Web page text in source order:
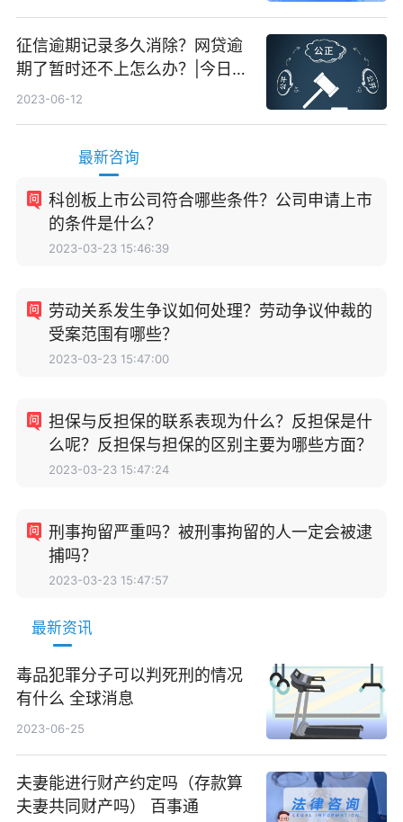
征信逾期记录多久消除？网贷逾
期了暂时还不上怎么办？|今日快
看
2023-06-12
最新咨询
科创板上市公司符合哪些条件？公司申请上市
的条件是什么？
2023-03-23 15:46:39
劳动关系发生争议如何处理？劳动争议仲裁的
受案范围有哪些？
2023-03-23 15:47:00
担保与反担保的联系表现为什么？反担保是什
么呢？反担保与担保的区别主要为哪些方面？
2023-03-23 15:47:24
刑事拘留严重吗？被刑事拘留的人一定会被逮
捕吗？
2023-03-23 15:47:57
最新资讯
毒品犯罪分子可以判死刑的情况
有什么 全球消息
2023-06-25
夫妻能进行财产约定吗（存款算
夫妻共同财产吗） 百事通